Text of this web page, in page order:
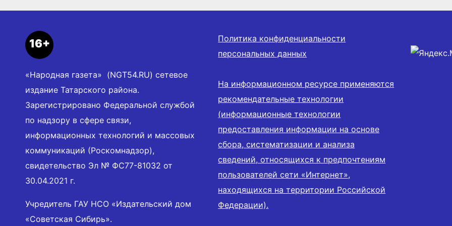
16+
«Народная газета» (NGT54.RU) сетевое
издание Татарского района.
Зарегистрировано Федеральной службой
по надзору в сфере связи,
информационных технологий и массовых
коммуникаций (Роскомнадзор),
свидетельство Эл № ФС77-81032 от
30.04.2021 г.
Учредитель ГАУ НСО «Издательский дом
«Советская Сибирь».
Политика конфиденциальности
персональных данных
На информационном ресурсе применяются
рекомендательные технологии
(информационные технологии
предоставления информации на основе
сбора, систематизации и анализа
сведений, относящихся к предпочтениям
пользователей сети «Интернет»,
находящихся на территории Российской
Федерации).